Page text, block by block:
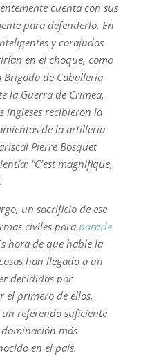
cuenta con sus
para defenderlo. En
y corajudos
en el choque, como
Brigada de Caballería
la Guerra de Crimea,
ingleses recibieron la
de la artillería
Pierre Bosquet
“C’est magnifique,
un sacrificio de ese
civiles para pararle
hora de que hable la
han llegado a un
decididas por
el primero de ellos.
referendo suficiente
más
en el país.